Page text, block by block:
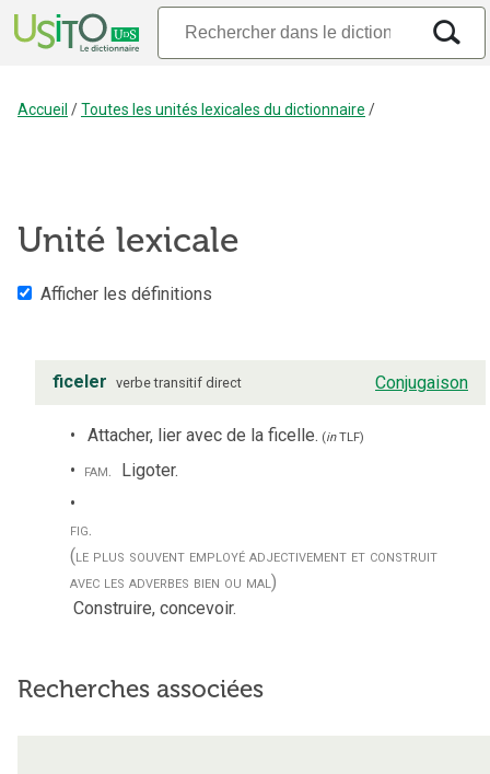
Accueil /Toutes les unités lexicales du dictionnaire /
Unité lexicale
Afficher les définitions
ficeler verbe transitif direct Conjugaison
Attacher, lier avec de la ficelle. (inTLF)
fam. Ligoter.
fig.
(le plus souvent employé adjectivement et construit
avec les adverbes bien ou mal)
Construire, concevoir.
Recherches associées